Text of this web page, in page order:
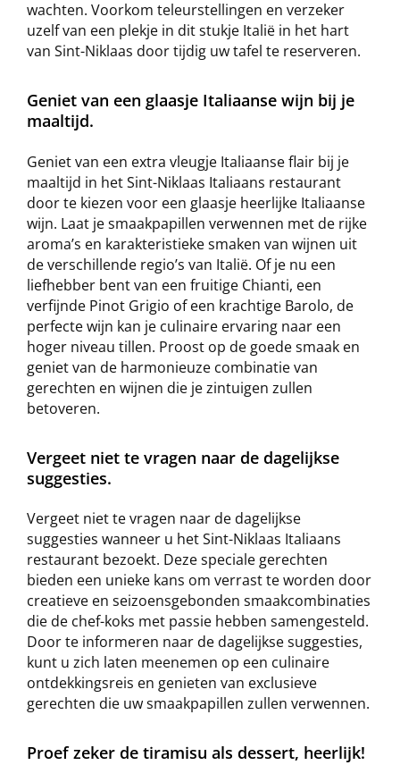
wachten. Voorkom teleurstellingen en verzeker
uzelf van een plekje in dit stukje Italië in het hart
van Sint-Niklaas door tijdig uw tafel te reserveren.
Geniet van een glaasje Italiaanse wijn bij je
maaltijd.
Geniet van een extra vleugje Italiaanse flair bij je
maaltijd in het Sint-Niklaas Italiaans restaurant
door te kiezen voor een glaasje heerlijke Italiaanse
wijn. Laat je smaakpapillen verwennen met de rijke
aroma’s en karakteristieke smaken van wijnen uit
de verschillende regio’s van Italië. Of je nu een
liefhebber bent van een fruitige Chianti, een
verfijnde Pinot Grigio of een krachtige Barolo, de
perfecte wijn kan je culinaire ervaring naar een
hoger niveau tillen. Proost op de goede smaak en
geniet van de harmonieuze combinatie van
gerechten en wijnen die je zintuigen zullen
betoveren.
Vergeet niet te vragen naar de dagelijkse
suggesties.
Vergeet niet te vragen naar de dagelijkse
suggesties wanneer u het Sint-Niklaas Italiaans
restaurant bezoekt. Deze speciale gerechten
bieden een unieke kans om verrast te worden door
creatieve en seizoensgebonden smaakcombinaties
die de chef-koks met passie hebben samengesteld.
Door te informeren naar de dagelijkse suggesties,
kunt u zich laten meenemen op een culinaire
ontdekkingsreis en genieten van exclusieve
gerechten die uw smaakpapillen zullen verwennen.
Proef zeker de tiramisu als dessert, heerlijk!